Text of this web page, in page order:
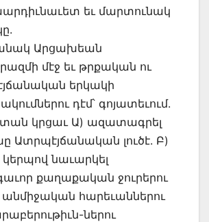
եւ մարտունակ
Արցախեան
մէջ եւ թրքական ու
երկակի
դէմ՝ գոյատեւում.
կրցաւ Ա) ազատագրել
Ատրպէյճանական լուծէ. Բ)
նաւարկել
քաղաքական ջուրերու
անմիջական հարեւաններու
ներու